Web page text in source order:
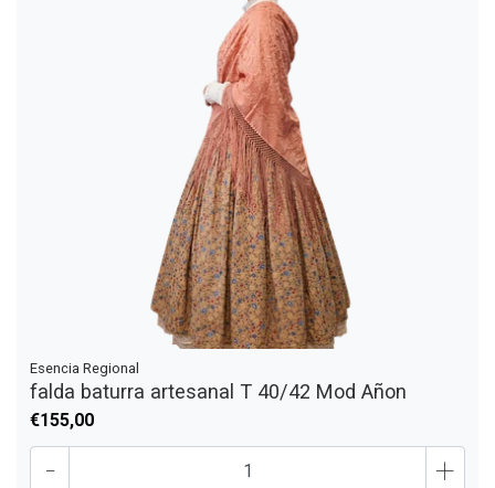
Esencia Regional
falda baturra artesanal T 40/42 Mod Añon
€155,00
- +